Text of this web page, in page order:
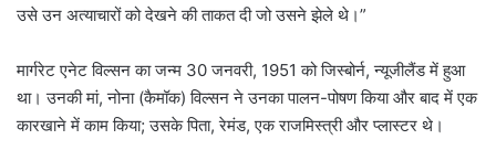
उसे उन अत्याचारों को देखने की ताकत दी जो उसने झेले थे।”
मार्गरेट एनेट विल्सन का जन्म 30 जनवरी, 1951 को जिस्बोर्न, न्यूजीलैंड में हुआ
था। उनकी मां, नोना (कैमॉक) विल्सन ने उनका पालन-पोषण किया और बाद में एक
कारखाने में काम किया; उसके पिता, रेमंड, एक राजमिस्त्री और प्लास्टर थे।